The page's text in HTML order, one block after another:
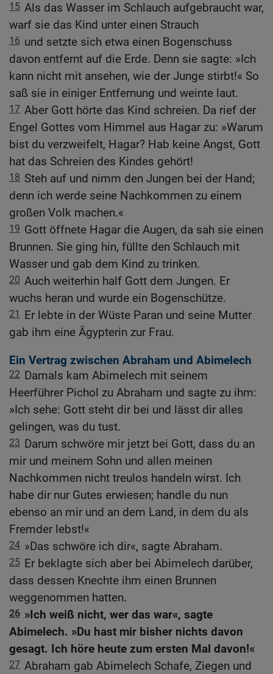
15 Als das Wasser im Schlauch aufgebraucht war,
warf sie das Kind unter einen Strauch
16 und setzte sich etwa einen Bogenschuss
davon entfernt auf die Erde. Denn sie sagte: »Ich
kann nicht mit ansehen, wie der Junge stirbt!« So
saß sie in einiger Entfernung und weinte laut.
17 Aber Gott hörte das Kind schreien. Da rief der
Engel Gottes vom Himmel aus Hagar zu: »Warum
bist du verzweifelt, Hagar? Hab keine Angst, Gott
hat das Schreien des Kindes gehört!
18 Steh auf und nimm den Jungen bei der Hand;
denn ich werde seine Nachkommen zu einem
großen Volk machen.«
19 Gott öffnete Hagar die Augen, da sah sie einen
Brunnen. Sie ging hin, füllte den Schlauch mit
Wasser und gab dem Kind zu trinken.
20 Auch weiterhin half Gott dem Jungen. Er
wuchs heran und wurde ein Bogenschütze.
21
Er lebte in der Wüste Paran und seine Mutter
gab ihm eine Ägypterin zur Frau.
Ein Vertrag zwischen Abraham und Abimelech
22 Damals kam Abimelech mit seinem
Heerführer Pichol zu Abraham und sagte zu ihm:
»Ich sehe: Gott steht dir bei und lässt dir alles
gelingen, was du tust.
23 Darum schwöre mir jetzt bei Gott, dass du an
mir und meinem Sohn und allen meinen
Nachkommen nicht treulos handeln wirst. Ich
habe dir nur Gutes erwiesen; handle du nun
ebenso an mir und an dem Land, in dem du als
Fremder lebst!«
24 »Das schwöre ich dir«, sagte Abraham.
25 Er beklagte sich aber bei Abimelech darüber,
dass dessen Knechte ihm einen Brunnen
weggenommen hatten.
26 »Ich weiß nicht, wer das war«, sagte
Abimelech. »Du hast mir bisher nichts davon
gesagt. Ich höre heute zum ersten Mal davon!«
27 Abraham gab Abimelech Schafe, Ziegen und